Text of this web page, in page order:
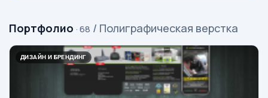
Портфолио · 68 / Полиграфическая верстка
ДИЗАЙН И БРЕНДИНГ